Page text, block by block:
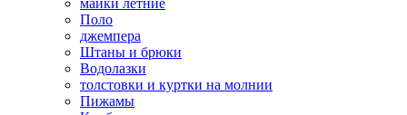
майки летние
Поло
джемпера
Штаны и брюки
Водолазки
толстовки и куртки на молнии
Пижамы